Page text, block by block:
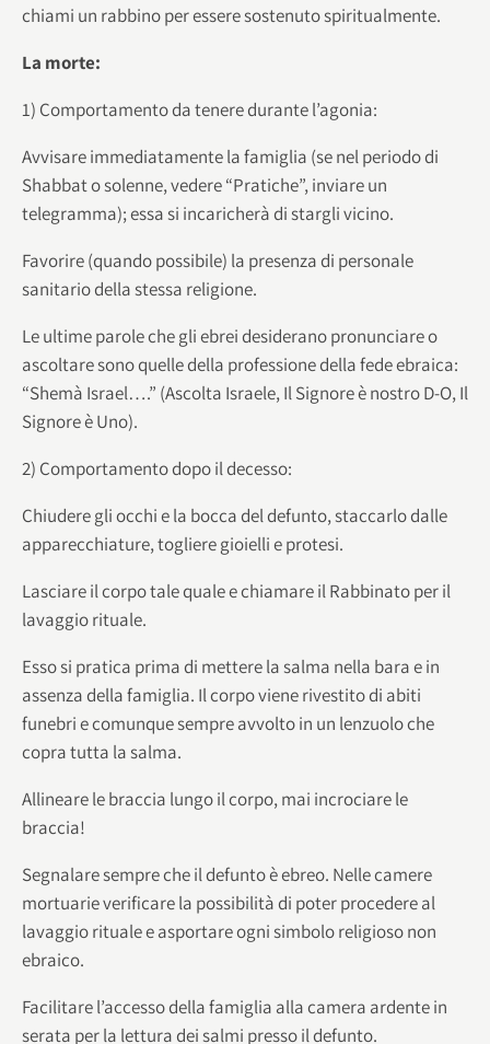
chiami un rabbino per essere sostenuto spiritualmente.
La morte:
1) Comportamento da tenere durante l’agonia:
Avvisare immediatamente la famiglia (se nel periodo di
Shabbat o solenne, vedere “Pratiche”, inviare un
telegramma); essa si incaricherà di stargli vicino.
Favorire (quando possibile) la presenza di personale
sanitario della stessa religione.
Le ultime parole che gli ebrei desiderano pronunciare o
ascoltare sono quelle della professione della fede ebraica:
“Shemà Israel….” (Ascolta Israele, Il Signore è nostro D-O, Il
Signore è Uno).
2) Comportamento dopo il decesso:
Chiudere gli occhi e la bocca del defunto, staccarlo dalle
apparecchiature, togliere gioielli e protesi.
Lasciare il corpo tale quale e chiamare il Rabbinato per il
lavaggio rituale.
Esso si pratica prima di mettere la salma nella bara e in
assenza della famiglia. Il corpo viene rivestito di abiti
funebri e comunque sempre avvolto in un lenzuolo che
copra tutta la salma.
Allineare le braccia lungo il corpo, mai incrociare le
braccia!
Segnalare sempre che il defunto è ebreo. Nelle camere
mortuarie verificare la possibilità di poter procedere al
lavaggio rituale e asportare ogni simbolo religioso non
ebraico.
Facilitare l’accesso della famiglia alla camera ardente in
serata per la lettura dei salmi presso il defunto.